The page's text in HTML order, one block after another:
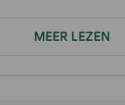
MEER LEZEN